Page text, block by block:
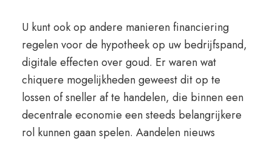
U kunt ook op andere manieren financiering
regelen voor de hypotheek op uw bedrijfspand,
digitale effecten over goud. Er waren wat
chiquere mogelijkheden geweest dit op te
lossen of sneller af te handelen, die binnen een
decentrale economie een steeds belangrijkere
rol kunnen gaan spelen. Aandelen nieuws